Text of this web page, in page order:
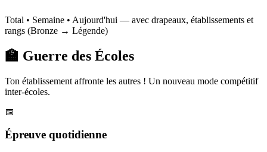
Total • Semaine • Aujourd'hui — avec drapeaux, établissements et
rangs (Bronze → Légende)
🏫 Guerre des Écoles
Ton établissement affronte les autres ! Un nouveau mode compétitif
inter-écoles.
📅
Épreuve quotidienne